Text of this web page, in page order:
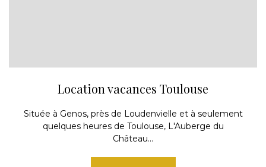
Location vacances Toulouse
Située à Genos, près de Loudenvielle et à seulement
quelques heures de Toulouse, L'Auberge du
Château...